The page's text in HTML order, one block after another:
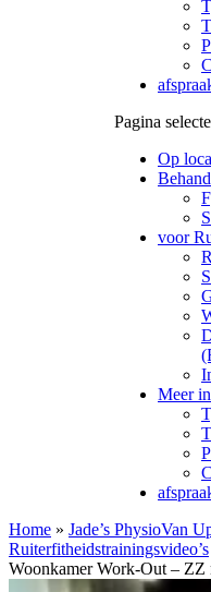
Pagina
Op
voor
Meer
Home » Jade’s PhysioVan
Ruiterfitheidstrainingsvideo’s
Woonkamer Work-Out – ZZ